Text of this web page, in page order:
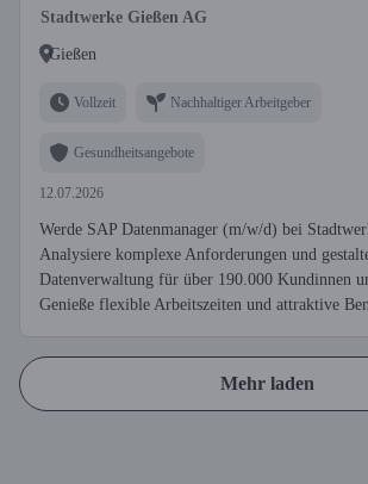
Stadtwerke Gießen AG
Gießen
Vollzeit Nachhaltiger Arbeitgeber
Gesundheitsangebote
12.07.2026
Werde SAP Datenmanager (m/w/d) bei
Analysiere komplexe Anforderungen und
Datenverwaltung für über 190.000 Kundinnen
Genieße flexible Arbeitszeiten und attraktive
Mehr laden